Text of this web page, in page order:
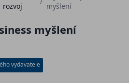
rozvoj
myšlení
myšlení
vydavatele